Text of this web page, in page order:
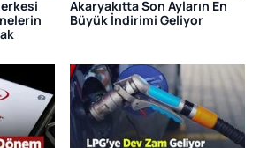
Akaryakıtta Son Ayların En
Büyük İndirimi Geliyor